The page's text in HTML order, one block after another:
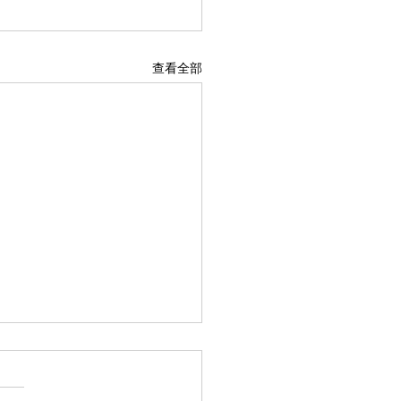
查看全部
嘉的少年
飞翔——勇气之声 ### 剧